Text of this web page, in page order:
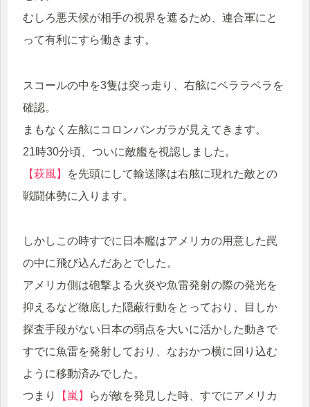
むしろ悪天候が相手の視界を遮るため、連合軍にと
って有利にすら働きます。
スコールの中を3隻は突っ走り、右舷にベララベラを
確認。
まもなく左舷にコロンバンガラが見えてきます。
21時30分頃、ついに敵艦を視認しました。
【萩風】
を先頭にして輸送隊は右舷に現れた敵との
戦闘体勢に入ります。
しかしこの時すでに日本艦はアメリカの用意した罠
の中に飛び込んだあとでした。
アメリカ側は砲撃よる火炎や魚雷発射の際の発光を
抑えるなど徹底した隠蔽行動をとっており、目しか
探査手段がない日本の弱点を大いに活かした動きで
すでに魚雷を発射しており、なおかつ横に回り込む
ように移動済みでした。
つまり
【嵐】 らが敵を発見した時、すでにアメリカ